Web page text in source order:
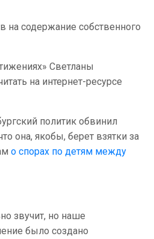
на содержание собственного
Светланы
на интернет-ресурсе
политик обвинил
она, якобы, берет взятки за
о спорах по детям между
звучит, но наше
было создано